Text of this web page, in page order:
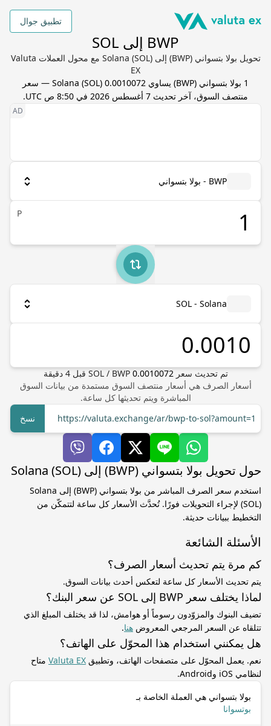
تطبيق جوال
BWP إلى SOL
تحويل بولا بتسواني (BWP) إلى Solana (SOL) مع محول العملات Valuta
EX
1 بولا بتسواني (
BWP) يساوي 0.0010072
Solana (SOL
) — سعر
منتصف السوق، آخر تحديث 7 أغسطس 2026 في 8:50 ص UTC .
BWP - بولا بتسواني
P
SOL - Solana
تم تحديث سعر SOL/ BWP 0.0010072 قبل4 دقيقة
أسعار الصرف هي أسعار منتصف السوق مستمدة من بيانات السوق
المباشرة ويتم تحديثها كل ساعة.
https://valuta.exchange/ar/bwp-to-sol?amount=1
نسخ
حول تحويل بولا بتسواني (BWP) إلى Solana (SOL)
استخدم سعر الصرف المباشر من بولا بتسواني (BWP) إلى Solana
(SOL) لإجراء التحويلات فورًا. تُحدَّث الأسعار كل ساعة لتتمكّن من
التخطيط ببيانات حديثة.
الأسئلة الشائعة
كم مرة يتم تحديث أسعار الصرف؟
يتم تحديث الأسعار كل ساعة لتعكس أحدث بيانات السوق.
لماذا يختلف سعر BWP إلى SOL عن سعر البنك؟
تضيف البنوك والمزوّدون رسوماً أو هوامش، لذا قد يختلف المبلغ الذي
تتلقاه عن السعر المرجعي المعروض هنا.
هل يمكنني استخدام هذا المحوّل على الهاتف؟
نعم. يعمل المحوّل على متصفحات الهاتف، وتطبيق Valuta EX متاح
لنظامي iOS وAndroid.
بولا بتسواني هي العملة الخاصة بـ
بوتسوانا